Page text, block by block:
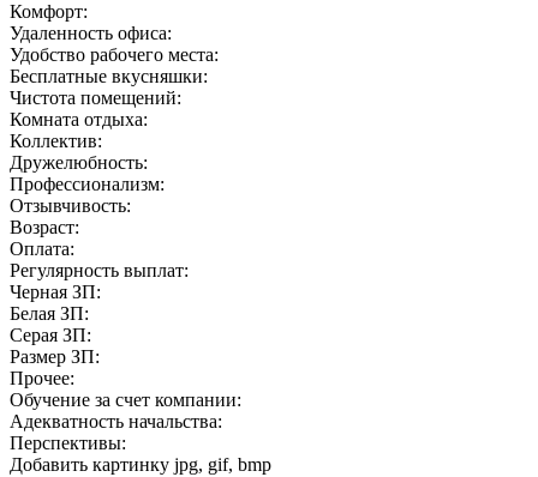
Комфорт:
Удаленность офиса:
Удобство рабочего места:
Бесплатные вкусняшки:
Чистота помещений:
Комната отдыха:
Коллектив:
Дружелюбность:
Профессионализм:
Отзывчивость:
Возраст:
Оплата:
Регулярность выплат:
Черная ЗП:
Белая ЗП:
Серая ЗП:
Размер ЗП:
Прочее:
Обучение за счет компании:
Адекватность начальства:
Перспективы:
Добавить картинку jpg, gif, bmp